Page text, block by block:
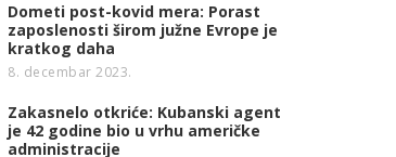
Dometi post-kovid mera: Porast
zaposlenosti širom južne Evrope je
kratkog daha
8. decembar 2023.
Zakasnelo otkriće: Kubanski agent
je 42 godine bio u vrhu američke
administracije